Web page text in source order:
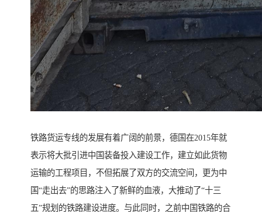
铁路货运专线的发展有着广阔的前景，德国在2015年就
表示将大批引进中国装备投入建设工作，建立如此货物
运输的工程项目，不但拓展了双方的交流空间，更为中
国“走出去”的思路注入了新鲜的血液，大推动了“十三
五”规划的铁路建设进度。与此同时，之前中国铁路的合